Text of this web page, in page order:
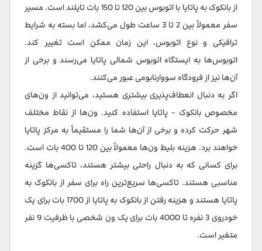
از بانکوک به پاتایا با اتوبوس بین 120 تا 150 بات تایلند است. مسیر
سفر معمولاً بین 2 تا 3 ساعت طول می‌کشد، اما بسته به شرایط
ترافیکی و نوع اتوبوس، این زمان ممکن است تغییر کند.
اتوبوس‌ها به ایستگاه اتوبوس شمالی پاتایا می‌رسند و برخی از
آن‌ها نیز از فرودگاه سووارنابومی عبور می‌کنند.
اگر به دنبال انعطاف‌پذیری بیشتری هستید، می‌توانید از ون‌های
مخصوص بانکوک - پاتایا استفاده کنید. ون‌ها از نقاط مختلف
شهر حرکت کرده و برخی از آن‌ها شما را مستقیماً به مرکز پاتایا
خواهند برد. هزینه بلیط ون‌ها معمولاً بین 120 تا 400 بات است.
برای کسانی که به دنبال راحتی بیشتر هستند، تاکسی‌ها گزینه
مناسبی هستند. تاکسی‌ها سریع‌ترین راه برای سفر از بانکوک به
پاتایا هستند و هزینه رفتن از بانکوک به پاتایا از 1700 بات برای یک
خودروی 3 نفره تا 4000 بات برای یک ون شخصی با ظرفیت 9 نفر
متغیر است.